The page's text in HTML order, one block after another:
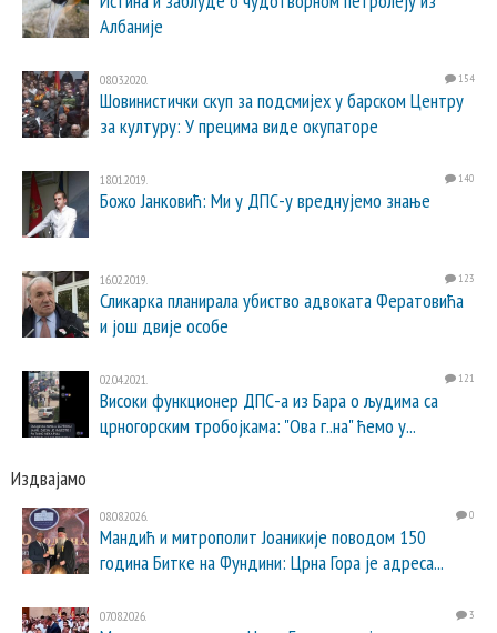
Албаније
08.03.2020. 154
Шовинистички скуп за подсмијех у барском Центру
за културу: У прецима виде окупаторе
18.01.2019. 140
Божо Јанковић: Ми у ДПС-у вреднујемо знање
16.02.2019. 123
Сликарка планирала убиство адвоката Фератовића
и још двије особе
02.04.2021. 121
Високи функционер ДПС-а из Бара о људима са
црногорским тробојкама: "Ова г..на" ћемо у...
Издвајамо
08.08.2026. 0
Мандић и митрополит Јоаникије поводом 150
година Битке на Фундини: Црна Гора је адреса...
07.08.2026. 3